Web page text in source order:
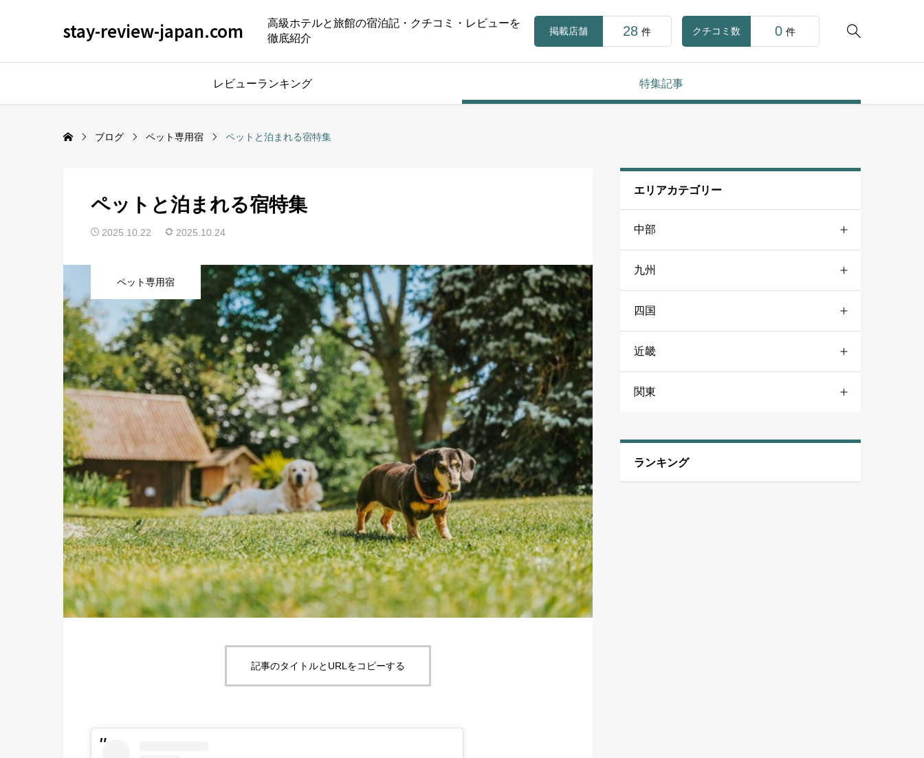
stay-review-japan.com
高級ホテルと旅館の宿泊記・クチコミ・レビューを
徹底紹介

掲載店舗 28 件 クチコミ数 0 件
レビューランキング 特集記事
ブログ ペット専用宿 ペットと泊まれる宿特集
ペットと泊まれる宿特集
2025.10.22 2025.10.24
ペット専用宿
記事のタイトルとURLをコピーする
エリアカテゴリー
中部
山梨
新潟
九州
沖縄・石垣島・宮古島
四国
香川
近畿
京都
関東
ランキング